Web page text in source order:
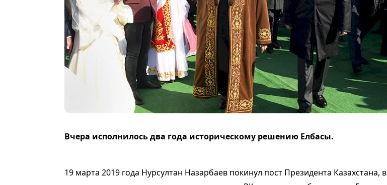
Вчера исполнилось два года историческому решению Елбасы.
19 марта 2019 года Нурсултан Назарбаев покинул пост Президента Казахстана, в